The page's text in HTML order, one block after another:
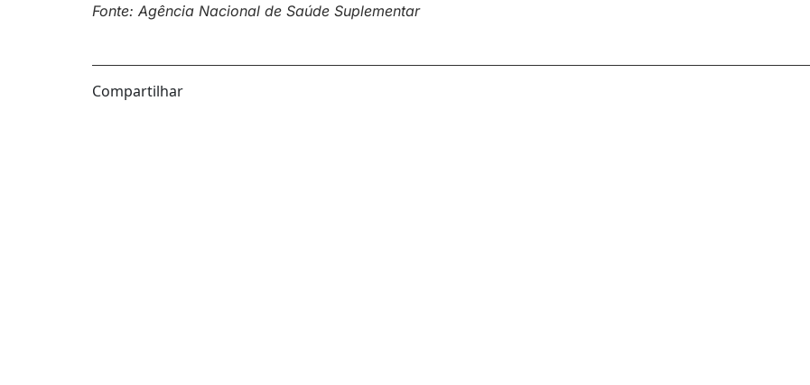
Fonte: Agência Nacional de Saúde Suplementar
Compartilhar